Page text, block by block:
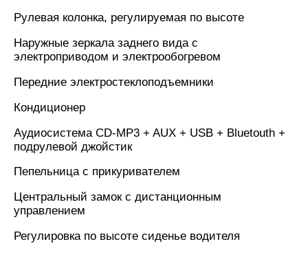
Рулевая колонка, регулируемая по высоте
Наружные зеркала заднего вида с
электроприводом и электрообогревом
Передние электростеклоподъемники
Кондиционер
Аудиосистема CD-MP3 + AUX + USB + Bluetouth +
подрулевой джойстик
Пепельница с прикуривателем
Центральный замок с дистанционным
управлением
Регулировка по высоте сиденье водителя